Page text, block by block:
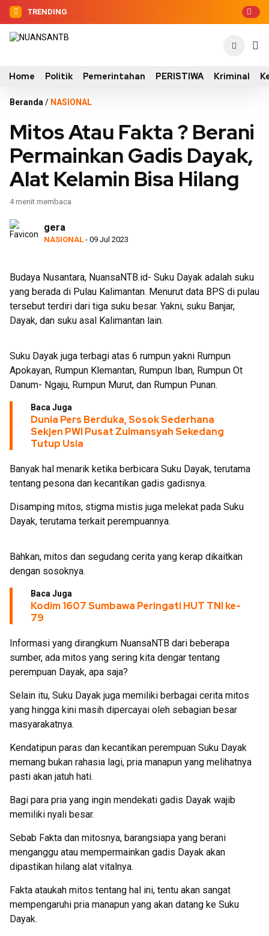
TRENDING
Home Politik Pemerintahan PERISTIWA Kriminal
Beranda / NASIONAL
Mitos Atau Fakta ? Berani
Permainkan Gadis Dayak,
Alat Kelamin Bisa Hilang
4 menit membaca
gera
NASIONAL - 09 Jul 2023
Budaya Nusantara, NuansaNTB.id- Suku Dayak adalah suku
yang berada di Pulau Kalimantan. Menurut data BPS di pulau
tersebut terdiri dari tiga suku besar. Yakni, suku Banjar,
Dayak, dan suku asal Kalimantan lain.
Suku Dayak juga terbagi atas 6 rumpun yakni Rumpun
Apokayan, Rumpun Klemantan, Rumpun Iban, Rumpun Ot
Danum- Ngaju, Rumpun Murut, dan Rumpun Punan.
Baca Juga
Dunia Pers Berduka, Sosok Sederhana
Sekjen PWI Pusat Zulmansyah Sekedang
Tutup Usia
Banyak hal menarik ketika berbicara Suku Dayak, terutama
tentang pesona dan kecantikan gadis gadisnya.
Disamping mitos, stigma mistis juga melekat pada Suku
Dayak, terutama terkait perempuannya.
Bahkan, mitos dan segudang cerita yang kerap dikaitkan
dengan sosoknya.
Baca Juga
Kodim 1607 Sumbawa Peringati HUT TNI ke-
79
Informasi yang dirangkum NuansaNTB dari beberapa
sumber, ada mitos yang sering kita dengar tentang
perempuan Dayak, apa saja?
Selain itu, Suku Dayak juga memiliki berbagai cerita mitos
yang hingga kini masih dipercayai oleh sebagian besar
masyarakatnya.
Kendatipun paras dan kecantikan perempuan Suku Dayak
memang bukan rahasia lagi, pria manapun yang melihatnya
pasti akan jatuh hati.
Bagi para pria yang ingin mendekati gadis Dayak wajib
memiliki nyali besar.
Sebab Fakta dan mitosnya, barangsiapa yang berani
menganggu atau mempermainkan gadis Dayak akan
dipastikan hilang alat vitalnya.
Fakta ataukah mitos tentang hal ini, tentu akan sangat
mempengaruhi pria manapun yang akan datang ke Suku
Dayak.